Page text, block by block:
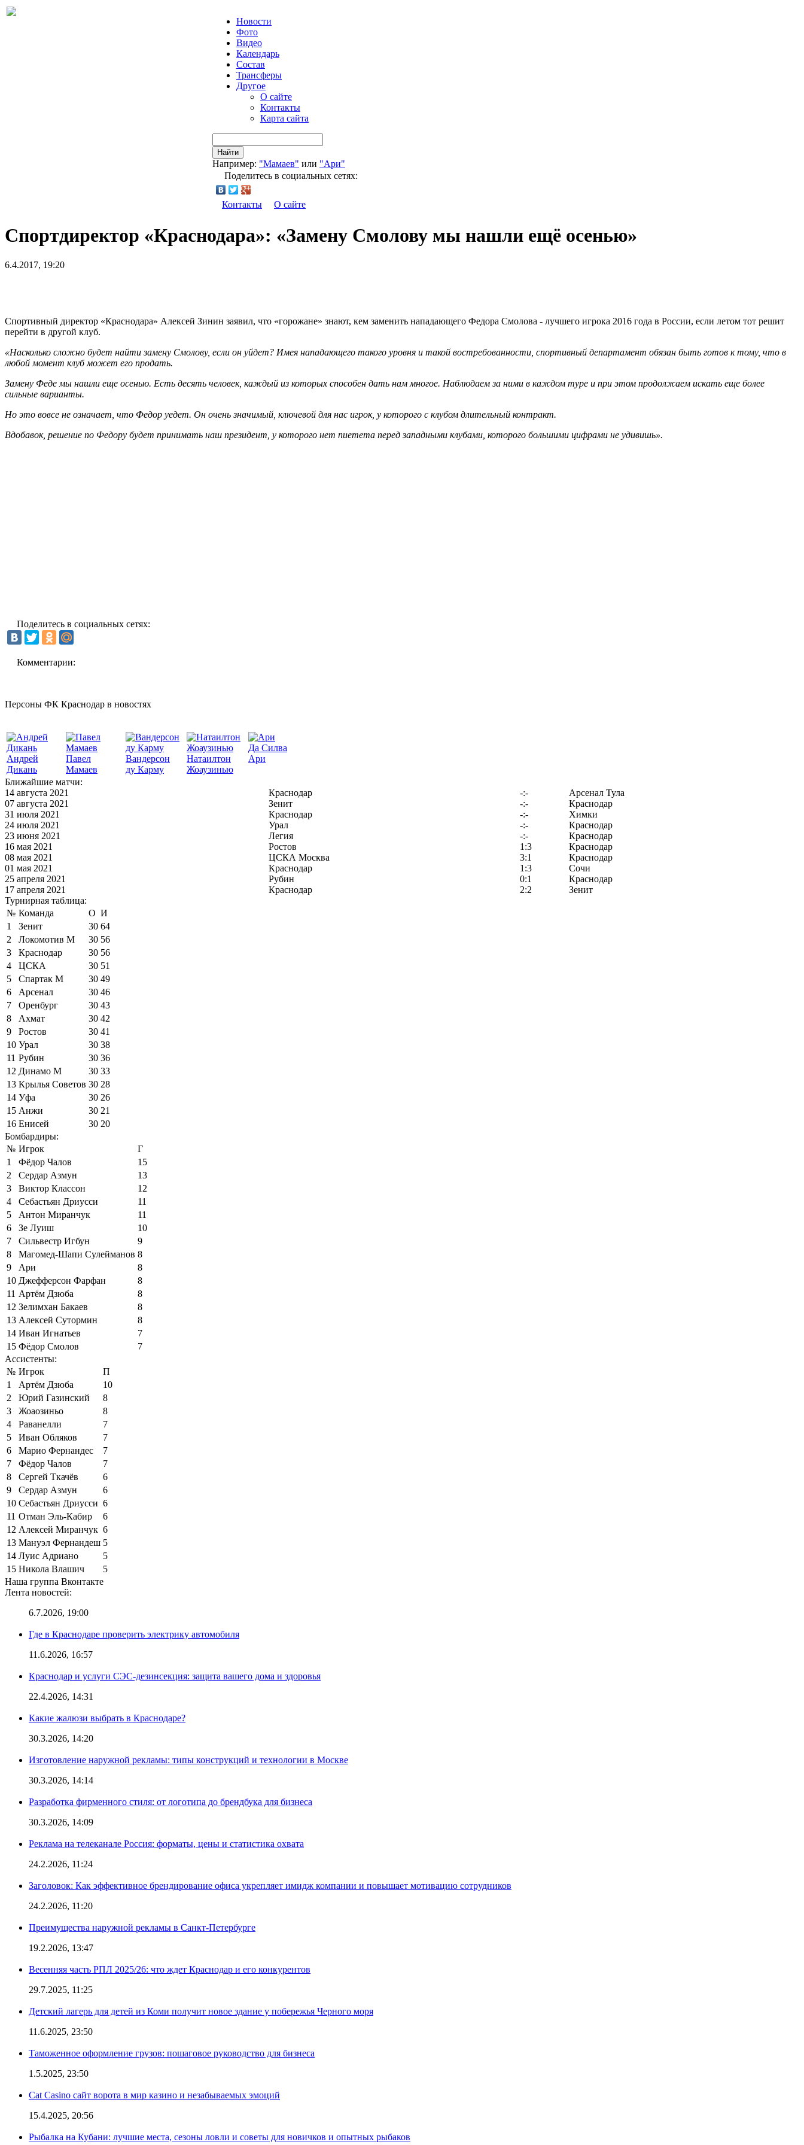
Новости
Фото
Видео
Календарь
Состав
Трансферы
Другое
О сайте
Контакты
Карта сайта
Найти
Например: "Мамаев" или "Ари"
Поделитесь в социальных сетях:
Контакты О сайте
Спортдиректор «Краснодара»: «Замену Смолову мы нашли ещё осенью»
6.4.2017, 19:20
Спортивный директор «Краснодара» Алексей Зинин заявил, что «горожане» знают, кем заменить нападающего Федора Смолова - лучшего игрока 2016 года в России, если летом тот решит
перейти в другой клуб.
«Насколько сложно будет найти замену Смолову, если он уйдет? Имея нападающего такого уровня и такой востребованности, спортивный департамент обязан быть готов к тому, что в
любой момент клуб может его продать.
Замену Феде мы нашли еще осенью. Есть десять человек, каждый из которых способен дать нам многое. Наблюдаем за ними в каждом туре и при этом продолжаем искать еще более
сильные варианты.
Но это вовсе не означает, что Федор уедет. Он очень значимый, ключевой для нас игрок, у которого с клубом длительный контракт.
Вдобавок, решение по Федору будет принимать наш президент, у которого нет пиетета перед западными клубами, которого большими цифрами не удивишь».
Поделитесь в социальных сетях:
Комментарии:
Персоны ФК Краснодар в новостях
Андрей
Дикань
Павел
Мамаев
Вандерсон
ду Карму
Натаилтон
Жоаузинью
Да Силва
Ари
Ближайшие матчи:
14 августа 2021
Краснодар -:-
Арсенал Тула
07 августа 2021
Зенит -:-
Краснодар
31 июля 2021
Краснодар -:-
Химки
24 июля 2021
Урал -:-
Краснодар
23 июня 2021
Легия -:-
Краснодар
16 мая 2021
Ростов 1:3
Краснодар
08 мая 2021
ЦСКА Москва 3:1
Краснодар
01 мая 2021
Краснодар 1:3
Сочи
25 апреля 2021
Рубин 0:1
Краснодар
17 апреля 2021
Краснодар 2:2
Зенит
Турнирная таблица:
№ Команда О И
1
Зенит 30 64
2
Локомотив М 30 56
3
Краснодар 30 56
4
ЦСКА 30 51
5
Спартак М 30 49
6
Арсенал 30 46
7
Оренбург 30 43
8
Ахмат 30 42
9
Ростов 30 41
10 Урал 30 38
11 Рубин 30 36
12 Динамо М 30 33
13 Крылья Советов 30 28
14 Уфа 30 26
15 Анжи 30 21
16 Енисей 30 20
Бомбардиры:
№ Игрок
Г
1
Фёдор Чалов
15
2
Сердар Азмун
13
3
Виктор Классон
12
4
Себастьян Дриусси
11
5
Антон Миранчук
11
6
Зе Луиш
10
7
Сильвестр Игбун
9
8
Магомед-Шапи Сулейманов 8
9
Ари
8
10 Джефферсон Фарфан
8
11 Артём Дзюба
8
12 Зелимхан Бакаев
8
13 Алексей Сутормин
8
14 Иван Игнатьев
7
15 Фёдор Смолов
7
Ассистенты:
№ Игрок
П
1
Артём Дзюба
10
2
Юрий Газинский
8
3
Жоаозиньо
8
4
Раванелли
7
5
Иван Обляков
7
6
Марио Фернандес
7
7
Фёдор Чалов
7
8
Сергей Ткачёв
6
9
Сердар Азмун
6
10 Себастьян Дриусси 6
11 Отман Эль-Кабир
6
12 Алексей Миранчук 6
13 Мануэл Фернандеш 5
14 Луис Адриано
5
15 Никола Влашич
5
Наша группа Вконтакте
Лента новостей:
6.7.2026, 19:00
Где в Краснодаре проверить электрику автомобиля
11.6.2026, 16:57
Краснодар и услуги СЭС-дезинсекция: защита вашего дома и здоровья
22.4.2026, 14:31
Какие жалюзи выбрать в Краснодаре?
30.3.2026, 14:20
Изготовление наружной рекламы: типы конструкций и технологии в Москве
30.3.2026, 14:14
Разработка фирменного стиля: от логотипа до брендбука для бизнеса
30.3.2026, 14:09
Реклама на телеканале Россия: форматы, цены и статистика охвата
24.2.2026, 11:24
Заголовок: Как эффективное брендирование офиса укрепляет имидж компании и повышает мотивацию сотрудников
24.2.2026, 11:20
Преимущества наружной рекламы в Санкт-Петербурге
19.2.2026, 13:47
Весенняя часть РПЛ 2025/26: что ждет Краснодар и его конкурентов
29.7.2025, 11:25
Детский лагерь для детей из Коми получит новое здание у побережья Черного моря
11.6.2025, 23:50
Таможенное оформление грузов: пошаговое руководство для бизнеса
1.5.2025, 23:50
Cat Casino сайт ворота в мир казино и незабываемых эмоций
15.4.2025, 20:56
Рыбалка на Кубани: лучшие места, сезоны ловли и советы для новичков и опытных рыбаков